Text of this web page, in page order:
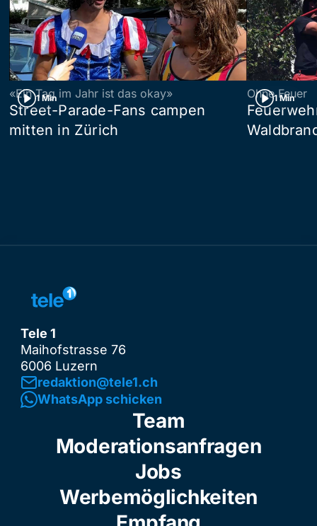
1 Min
«Ein Tag im Jahr ist das okay»
Street-Parade-Fans campen
mitten in Zürich
1 Min
Ohne Feuer
Tele 1
Maihofstrasse 76
6006 Luzern
redaktion@tele1.ch
WhatsApp schicken
Team
Moderationsanfragen
Jobs
Werbemöglichkeiten